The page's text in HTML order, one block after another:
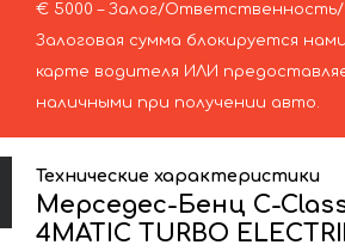
€ 5000 – Залог/
Залоговая сумма блокируется
карте водителя ИЛИ
наличными при получении авто.
Технические характеристики
Мерседес-Бенц C-
4MATIC TURBO